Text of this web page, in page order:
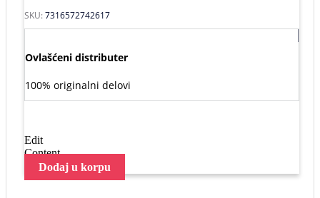
SKU:7316572742617
Ovlašćeni distributer
100% originalni delovi
Edit
Content
Dodaj u korpu